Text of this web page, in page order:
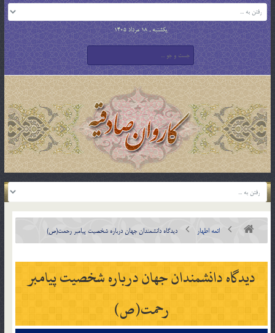
یکشنبه , 18 مرداد 1405
ائمه اطهار ديدگاه دانشمندان جهان درباره شخصيت پيامبر رحمت(ص)
ديدگاه دانشمندان جهان درباره شخصيت پيامبر
رحمت(ص)